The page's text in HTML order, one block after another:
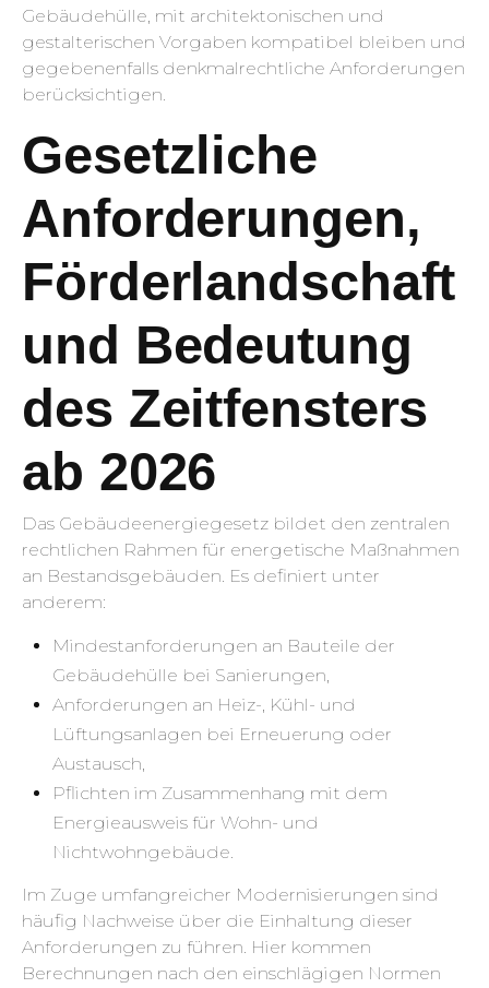
Gebäudehülle, mit architektonischen und
gestalterischen Vorgaben kompatibel bleiben und
gegebenenfalls denkmalrechtliche Anforderungen
berücksichtigen.
Gesetzliche
Anforderungen,
Förderlandschaft
und Bedeutung
des Zeitfensters
ab 2026
Das Gebäudeenergiegesetz bildet den zentralen
rechtlichen Rahmen für energetische Maßnahmen
an Bestandsgebäuden. Es definiert unter
anderem:
Mindestanforderungen an Bauteile der
Gebäudehülle bei Sanierungen,
Anforderungen an Heiz-, Kühl- und
Lüftungsanlagen bei Erneuerung oder
Austausch,
Pflichten im Zusammenhang mit dem
Energieausweis für Wohn- und
Nichtwohngebäude.
Im Zuge umfangreicher Modernisierungen sind
häufig Nachweise über die Einhaltung dieser
Anforderungen zu führen. Hier kommen
Berechnungen nach den einschlägigen Normen